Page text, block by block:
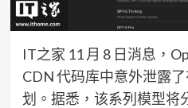
IT之家 11 月 8 日消息，
CDN 代码库中意外泄露
划。据悉，该系列模型将